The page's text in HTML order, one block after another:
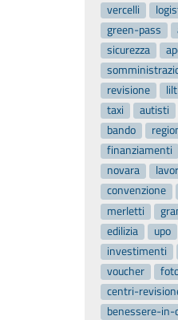
vercelli
green-pass
sicurezza
revisione
lilt
taxi
autisti
bando
finanziamenti
novara
convenzione
merletti
edilizia
upo
investimenti
voucher
centri-
benessere-in-